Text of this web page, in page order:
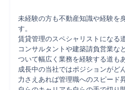
未経験の方も不動産知識や経験を
す。
賃貸管理のスペシャリストになる
コンサルタントや建築請負営業な
ついて幅広く業務を経験する道も
成長中の当社ではポジションがど
力さえあれば管理職へのスピード